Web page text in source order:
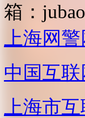
箱：
上海网
中国互联
上海市